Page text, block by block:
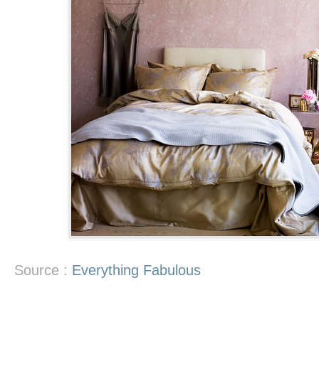
Source : Everything Fabulous